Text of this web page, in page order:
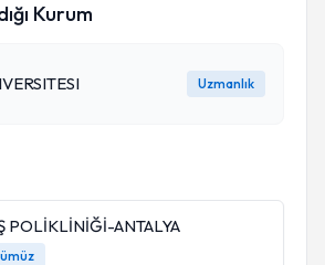
Kurum
Uzmanlık
POLİKLİNİĞİ-ANTALYA